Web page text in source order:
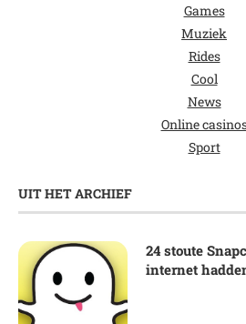
Games
Muziek
Rides
Cool
News
Online
Sport
UIT HET ARCHIEF
24 stoute
internet